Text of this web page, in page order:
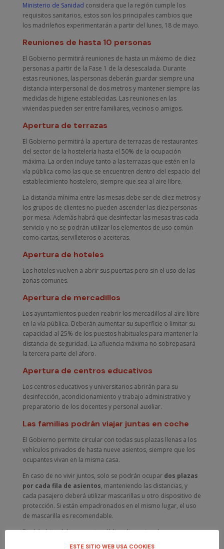
Ministerio de Sanidad considera que la región cumple los
requisitos sanitarios, estos son los principales cambios que
los madrileños experimentarán a partir del lunes, 18 de mayo.
Reuniones de hasta 10 personas
El Gobierno permitirá reuniones de hasta un máximo de diez
personas a partir de la Fase 1 de la desescalada. Durante
estas reuniones, las personas deberán guardar siempre una
distancia interpersonal de dos metros y mantener siempre las
medidas de higiene establecidas. Las reuniones en las
viviendas pueden ser entre familiares, vecinos o amigos.
Apertura de terrazas
El Gobierno permitirá la apertura de terrazas de restaurantes
del sector de la hostelería hasta el 50% de la ocupación
máxima. La orden incluye tanto a las terrazas que estén en la
vía pública como las que se encuentren dentro del espacio del
establecimiento hostelero, siempre que sea al aire libre.
La distancia mínima entre las mesas debe ser de diez metros y
los grupos de clientes no pueden ascender las diez personas
por mesa. Además habrá que desinfectar las mesas tras cada
servicio y no se podrán utilizar los elementos de uso común
como cartas, servilleteros o aceiteras.
Apertura de hoteles
Los hoteles vuelven a abrir sus puertas pero sin el uso de las
zonas comunes.
Apertura de mercadillos
Los ayuntamientos pueden reabrir los mercadillos al aire libre
en la vía pública. Deberán aumentar su superficie o limitar su
capacidad al 25% de los puestos habituales para mantener la
distancia de seguridad. La afluencia máxima no sobrepasará
la tercera parte del aforo.
Apertura de centros educativos
Los centros educativos y universitarios abrirán para su
desinfección, acondicionamiento y trabajo administrativo y
preparatorio de los docentes y personal auxiliar.
Las familias podrán viajar juntas en coche
El Gobierno permite circular con todas sus plazas llenas a los
vehículos privados de hasta nueve asientos, siempre que los
ocupantes vivan en la misma casa.
En caso de no vivir juntos, solo se podrán ocupar dos plazas
por cada fila de asientos, manteniendo las distancias, y
cada pasajero deberá utilizar mascarillas u otro dispositivo de
protección. Si están empadronados en el mismo lugar, el uso
de mascarilla es recomendable.
En el ámbito del transporte público discrecional, como
ESTE SITIO WEB USA COOKIES